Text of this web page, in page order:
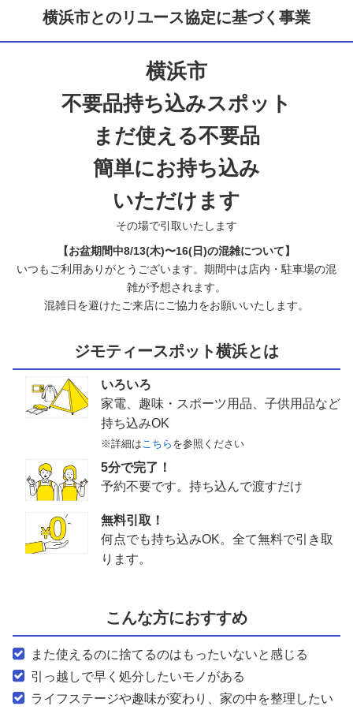
横浜市とのリユース協定に基づく事業
横浜市
不要品持ち込みスポット
まだ使える不要品
簡単にお持ち込み
いただけます
その場で引取いたします
【お盆期間中8/13(木)〜16(日)の混雑について】
いつもご利用ありがとうございます。期間中は店内・駐車場の混
雑が予想されます。
混雑日を避けたご来店にご協力をお願いいたします。
ジモティースポット横浜とは
いろいろ
家電、趣味・スポーツ用品、子供用品など
持ち込みOK
※詳細はこちら を参照ください
5分で完了！
予約不要です。持ち込んで渡すだけ
無料引取！
何点でも持ち込みOK。全て無料で引き取
ります。
こんな方におすすめ
また使えるのに捨てるのはもったいないと感じる
引っ越しで早く処分したいモノがある
ライフステージや趣味が変わり、家の中を整理したい